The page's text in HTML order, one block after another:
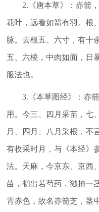
2.《唐本草》：赤箭，
花叶，远看如箭有羽。根
脉。去根五、六寸，有十
五、六棱，中肉如面，日
服法也。
3.《本草图经》：赤箭
用。今三、四月采苗，七
月、四月、八月采根，不
有收采时月，与《本经》
法。天麻，今京东、京西
苗，初出若芍药，独抽一
青赤色，故名赤箭芝，茎